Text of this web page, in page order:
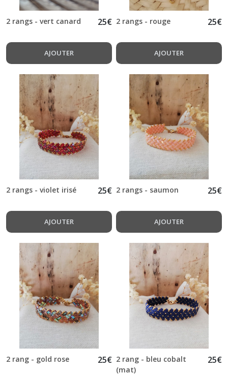
2 rangs - vert canard 25€
AJOUTER
2 rangs - rouge 25€
AJOUTER
2 rangs - violet irisé 25€
AJOUTER
2 rangs - saumon 25€
AJOUTER
2 rang - gold rose 25€ 2 rang - bleu cobalt
(mat)
25€
Afficher
les